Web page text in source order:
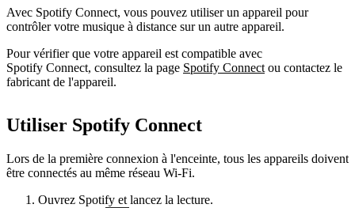
Avec Spotify Connect, vous pouvez utiliser un appareil pour
contrôler votre musique à distance sur un autre appareil.
Pour vérifier que votre appareil est compatible avec
Spotify Connect, consultez la page Spotify Connect ou contactez le
fabricant de l'appareil.
Utiliser Spotify Connect
Lors de la première connexion à l'enceinte, tous les appareils doivent
être connectés au même réseau Wi-Fi.
Ouvrez Spotify et lancez la lecture.